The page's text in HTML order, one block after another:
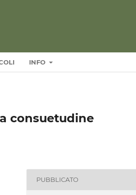
INFO
consuetudine
PUBBLICATO